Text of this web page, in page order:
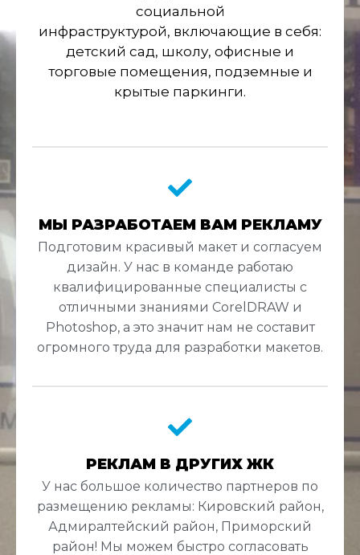
социальной
инфраструктурой, включающие в себя:
детский сад, школу, офисные и
торговые помещения, подземные и
крытые паркинги.
МЫ РАЗРАБОТАЕМ ВАМ РЕКЛАМУ
Подготовим красивый макет и согласуем
дизайн. У нас в команде работаю
квалифицированные специалисты с
отличными знаниями CorelDRAW и
Photoshop, а это значит нам не составит
огромного труда для разработки макетов.
РЕКЛАМ В ДРУГИХ ЖК
У нас большое количество партнеров по
размещению рекламы: Кировский район,
Адмиралтейский район, Приморский
район! Мы можем быстро согласовать